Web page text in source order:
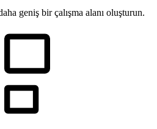
geniş bir çalışma alanı oluşturun.